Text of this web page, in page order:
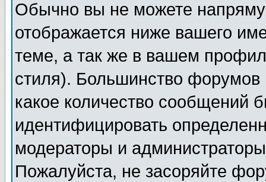
Обычно вы не можете
отображается ниже вашего
теме, а так же в вашем
стиля). Большинство форумов
какое количество сообщений
идентифицировать
модераторы и
Пожалуйста, не засоряйте